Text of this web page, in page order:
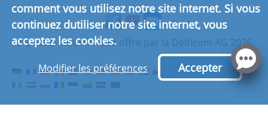
Inscription partenaire de
© pneus-moto.fr - une offre par la Delticom AG 2026
comment vous utilisez notre site internet. Si vous
continuez dutiliser notre site internet, vous
acceptez les cookies.
Modifier les préférences Accepter